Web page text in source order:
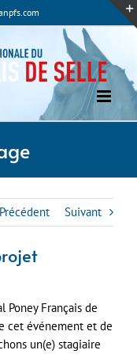
Précédent Suivant
Poney Français de
cet événement et de
un(e) stagiaire